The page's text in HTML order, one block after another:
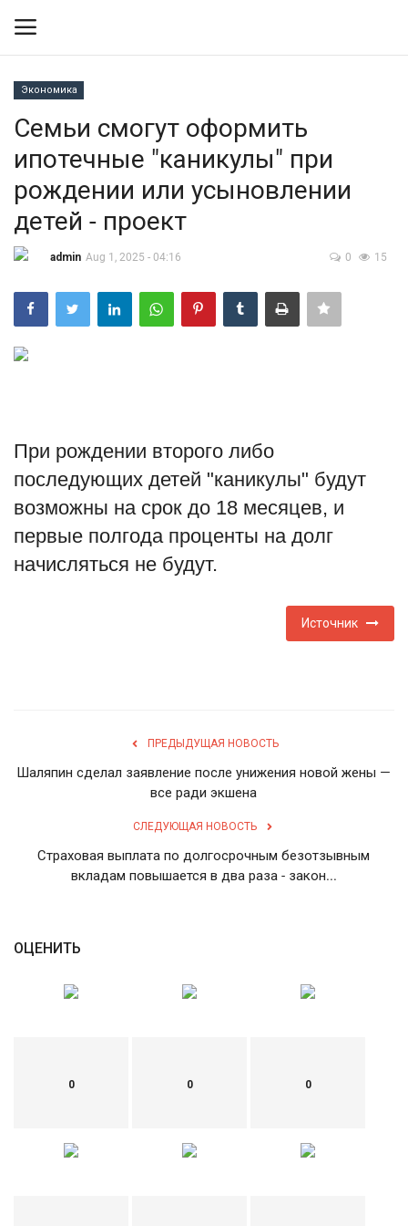
Контакты
Правила размещения
Политика
Экономика
Технологии
Туризм
Недвижимость
Авто
Россия
English
Экономика
Семьи смогут оформить
ипотечные "каникулы" при
рождении или усыновлении
детей - проект
admin Aug 1, 2025 - 04:16 0 15
При рождении второго либо
последующих детей "каникулы" будут
возможны на срок до 18 месяцев, и
первые полгода проценты на долг
начисляться не будут.
Источник
ПРЕДЫДУЩАЯ НОВОСТЬ
Шаляпин сделал заявление после унижения новой жены —
все ради экшена
СЛЕДУЮЩАЯ НОВОСТЬ
Страховая выплата по долгосрочным безотзывным
вкладам повышается в два раза - закон...
ОЦЕНИТЬ
0 0 0